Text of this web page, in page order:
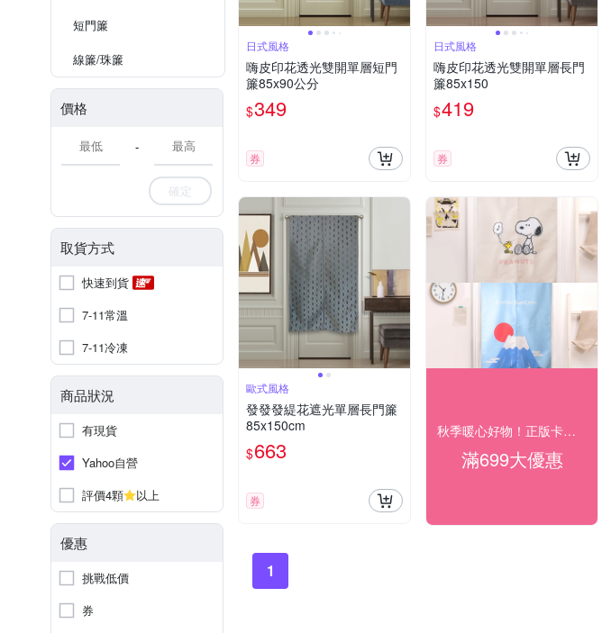
短門簾
線簾/珠簾
價格
-
確定
取貨方式
快速到貨
7-11常溫
7-11冷凍
商品狀況
有現貨
Yahoo自營
評價4顆
以上
優惠
挑戰低價
券
日式風格
嗨皮印花透光雙開單層短門
簾85x90公分
$349
券
日式風格
嗨皮印花透光雙開單層長門
簾85x150
$419
券
歐式風格
發發發緹花遮光單層長門簾
85x150cm
$663
券
秋季暖心好物！正版卡通療癒夯貨89折起
滿699大優惠
1